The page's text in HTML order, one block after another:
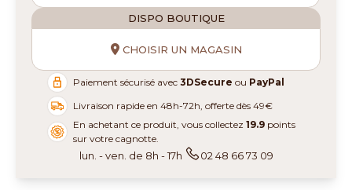
DISPO BOUTIQUE
CHOISIR UN MAGASIN
Paiement sécurisé avec3DSecure ou PayPal
Livraison rapide en 48h-72h, offerte dès 49€
En achetant ce produit, vous collectez19.9 points
sur votre cagnotte.
lun. - ven. de 8h - 17h 02 48 66 73 09